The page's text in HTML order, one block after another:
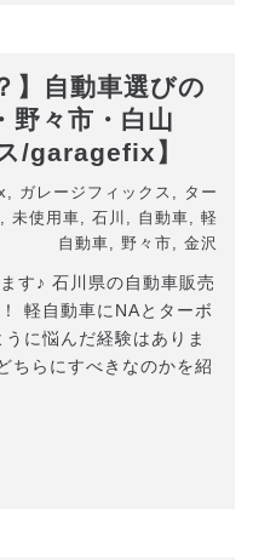
】自動車選びの
野々市・白山
/garagefix】
, ガレージフィックス ,
ター
, 未使用車, 石川 , 自動車, 軽
自動車, 野々市, 金沢
す♪ 石川県の自動車販売
軽自動車にNAとターボ
に悩んだ経験はありま
ちらにすべきなのかを紹